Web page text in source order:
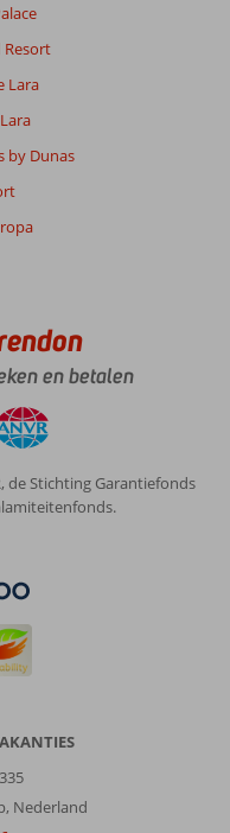
Resort
Lara
by Dunas
en betalen
de Stichting Garantiefonds
Nederland